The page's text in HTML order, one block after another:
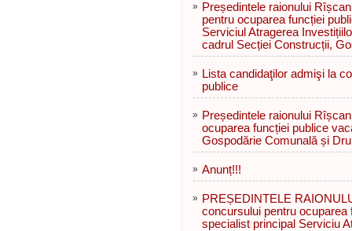
» Președintele raionului
pentru ocuparea funcției
Serviciul Atragerea
cadrul Secției Construcții,
» Lista candidaţilor admişi la
publice
» Președintele raionului
ocuparea funcției publice
Gospodărie Comunală și
» Anunț!!!
» PREȘEDINTELE
concursului pentru
specialist principal Serviciu